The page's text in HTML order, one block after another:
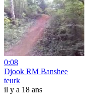
0:08
Djook RM Banshee
teurk
il y a 18 ans